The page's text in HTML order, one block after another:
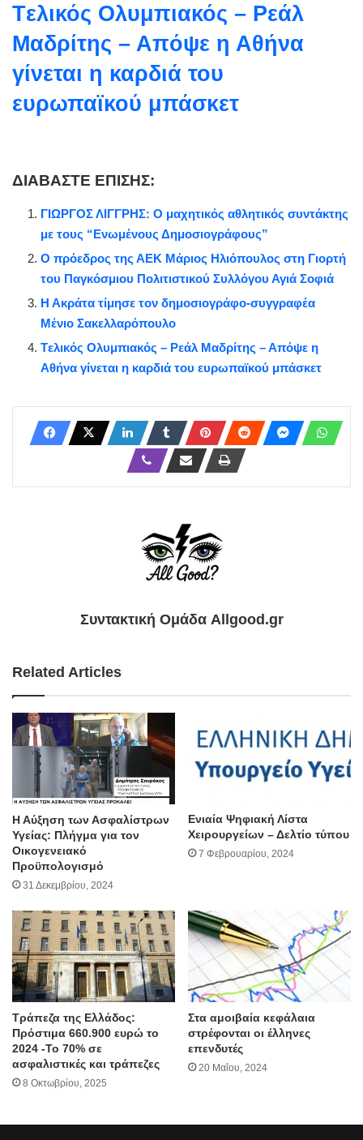
Tελικός Ολυμπιακός – Ρεάλ
Μαδρίτης – Απόψε η Αθήνα
γίνεται η καρδιά του
ευρωπαϊκού μπάσκετ
ΔΙΑΒΑΣΤΕ ΕΠΙΣΗΣ:
ΓΙΩΡΓΟΣ ΛΙΓΓΡΗΣ: Ο μαχητικός αθλητικός συντάκτης
με τους “Ενωμένους Δημοσιογράφους”
Ο πρόεδρος της ΑΕΚ Μάριος Ηλιόπουλος στη Γιορτή
του Παγκόσμιου Πολιτιστικού Συλλόγου Αγιά Σοφιά
Η Ακράτα τίμησε τον δημοσιογράφο-συγγραφέα
Μένιο Σακελλαρόπουλο
Tελικός Ολυμπιακός – Ρεάλ Μαδρίτης – Απόψε η
Αθήνα γίνεται η καρδιά του ευρωπαϊκού μπάσκετ
Συντακτική Ομάδα Allgood.gr
Related Articles
Η Αύξηση των Ασφαλίστρων
Υγείας: Πλήγμα για τον
Οικογενειακό
Προϋπολογισμό
31 Δεκεμβρίου, 2024
Ενιαία Ψηφιακή Λίστα
Χειρουργείων – Δελτίο τύπου
7 Φεβρουαρίου, 2024
Τράπεζα της Ελλάδος:
Πρόστιμα 660.900 ευρώ το
2024 -Το 70% σε
ασφαλιστικές και τράπεζες
8 Οκτωβρίου, 2025
Στα αμοιβαία κεφάλαια
στρέφονται οι έλληνες
επενδυτές
20 Μαΐου, 2024